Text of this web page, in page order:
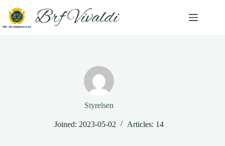
content
Styrelsen
Joined: 2023-05-02 Articles: 14